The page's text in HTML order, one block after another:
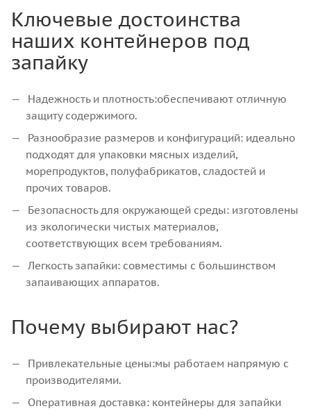
Ключевые достоинства
наших контейнеров под
запайку
Надежность и плотность:обеспечивают отличную
защиту содержимого.
Разнообразие размеров и конфигураций: идеально
подходят для упаковки мясных изделий,
морепродуктов, полуфабрикатов, сладостей и
прочих товаров.
Безопасность для окружающей среды: изготовлены
из экологически чистых материалов,
соответствующих всем требованиям.
Легкость запайки: совместимы с большинством
запаивающих аппаратов.
Почему выбирают нас?
Привлекательные цены:мы работаем напрямую с
производителями.
Оперативная доставка: контейнеры для запайки